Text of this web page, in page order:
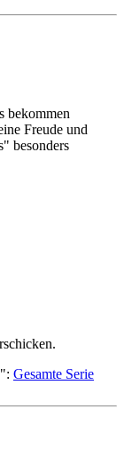
bekommen
Freude und
besonders
": Gesamte Serie